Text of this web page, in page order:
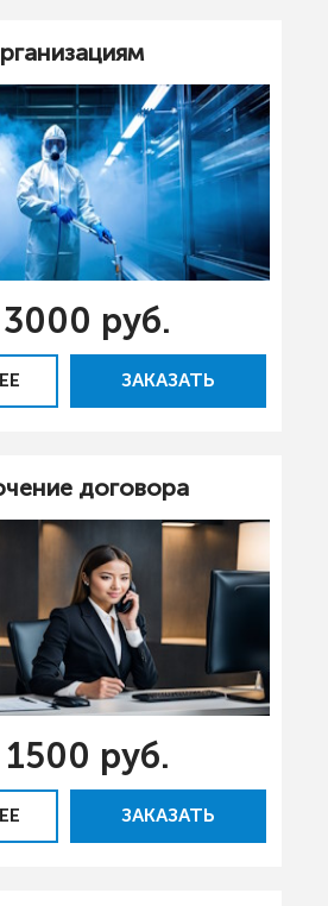
руб.
ЗАКАЗАТЬ
договора
руб.
ЗАКАЗАТЬ